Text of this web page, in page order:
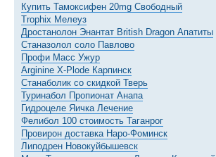
Купить Тамоксифен 20mg Свободный
Trophix Мелеуз
Дростанолон Энантат British Dragon Апатиты
Станазолол соло Павлово
Профи Масс Ужур
Arginine X-Plode Карпинск
Станаболик со скидкой Тверь
Туринабол Пропионат Анапа
Гидроцеле Яичка Лечение
Фелибол 100 стоимость Таганрог
Провирон доставка Наро-Фоминск
Липодрен Новокуйбышевск